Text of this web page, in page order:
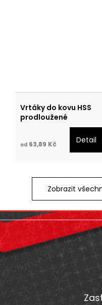
Vrtáky do kovu HSS
prodloužené
od 63,89 Kč Detail
Zobrazit
Z
á
p